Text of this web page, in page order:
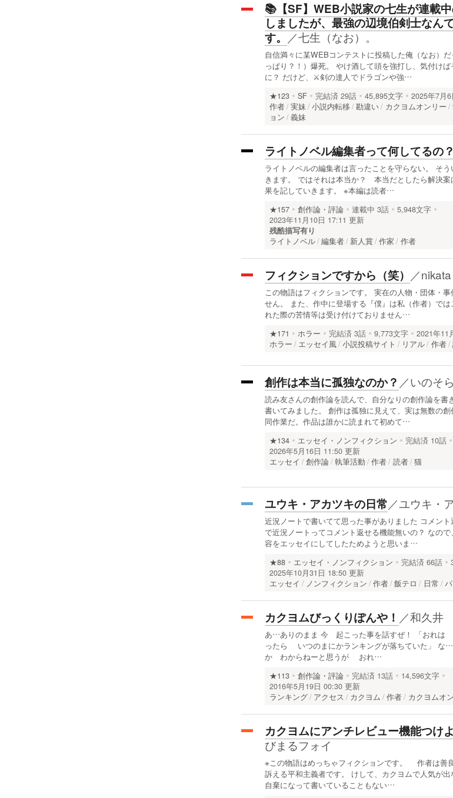
📚【SF】WEB小説家の七生が連載
しましたが、最強の辺境伯剣士なん
す。 ／七生（なお）。
自信満々に某WEBコンテストに投稿した俺（なお）
っぱり？！）爆死。 やけ酒して頭を強打し、気付け
に？ だけど、⚔剣の達人でドラゴンや強…
★123 SF 完結済 29話 45,895文字
2025年7月
作者 実妹 小説内転移 勘違い カクヨムオンリー
ョン
義妹
ライトノベル編集者って何してるの？
ライトノベルの編集者は言ったことを守らない。 そ
きます。 ではそれは本当か？ 本当だとしたら解決案
果を記していきます。 ※本編は読者…
★157 創作論・評論 連載中 3話
5,948文字
2023年11月10日 17:11 更新
残酷描写有り
ライトノベル 編集者 新人賞 作家 作者
フィクションですから（笑） ／nikata
この物語はフィクションです。 実在の人物・団体・
せん。 また、作中に登場する『僕』は私（作者）で
れた際の苦情等は受け付けておりません…
★171 ホラー 完結済 3話 9,773文字
2021年11
ホラー
エッセイ風 小説投稿サイト リアル 作者
創作は本当に孤独なのか？ ／いのそ
読み友さんの創作論を読んで、自分なりの創作論を書
書いてみました。 創作は孤独に見えて、実は無数の
同作業だ。作品は誰かに読まれて初めて…
★134 エッセイ・ノンフィクション 完結済 10話
2026年5月16日 11:50 更新
エッセイ
創作論 執筆活動 作者 読者 猫
ユウキ・アカツキの日常／ユウキ・
近況ノートで書いてて思った事がありました コメン
で近況ノートってコメント返せる機能無いの？ なの
容をエッセイにしてしたためようと思いま…
★88 エッセイ・ノンフィクション 完結済 66話
2025年10月31日 18:50 更新
エッセイ
ノンフィクション 作者 飯テロ 日常
カクヨムびっくりぽんや！ ／和久井
あ…ありのまま 今 起こった事を話すぜ！ 「おれは
ったら いつのまにかランキングが落ちていた」
か わからねーと思うが おれ…
★113 創作論・評論 完結済 13話
14,596文字
2016年5月19日 00:30 更新
ランキング
アクセス カクヨム 作者 カクヨムオ
カクヨムにアンチレビュー機能つけ
びまるフォイ
※この物語はめっちゃフィクションです。 作者は善
訴える平和主義者です。 けして、カクヨムで人気が
自棄になって書いていることもない…